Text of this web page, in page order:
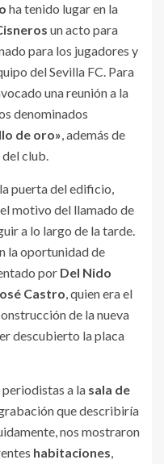
ha tenido lugar en la
un acto para
para los jugadores y
del Sevilla FC. Para
una reunión a la
denominados
de oro», además de
del club.
puerta del edificio,
motivo del llamado de
a lo largo de la tarde.
la oportunidad de
por Del Nido
Castro, quien era el
de la nueva
descubierto la placa
a la sala de
que describiría
nos mostraron
habitaciones,